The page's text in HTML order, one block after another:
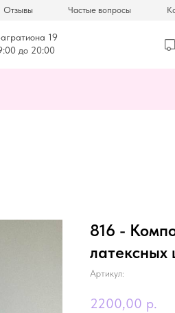
Отзывы Частые вопросы
19
до 20:00
816 -
Артикул:
2200,00 р.